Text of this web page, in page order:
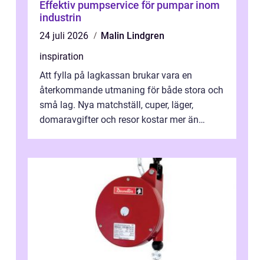
Effektiv pumpservice för pumpar inom
industrin
24 juli 2026
Malin Lindgren
inspiration
Att fylla på lagkassan brukar vara en
återkommande utmaning för både stora och
små lag. Nya matchställ, cuper, läger,
domaravgifter och resor kostar mer än